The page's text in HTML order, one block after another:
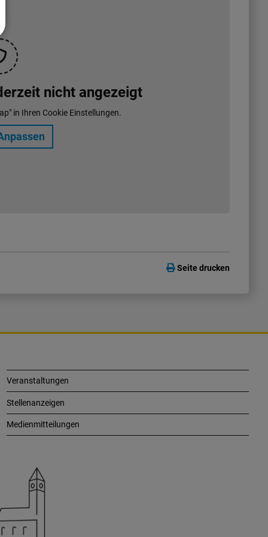
nicht angezeigt
in Ihren Cookie Einstellungen.
Seite drucken
Veranstaltungen
Stellenanzeigen
Medienmitteilungen